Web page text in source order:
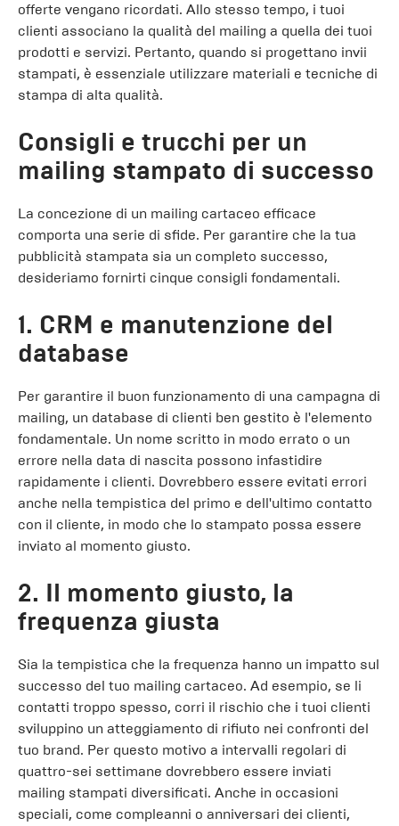
offerte vengano ricordati. Allo stesso tempo, i tuoi
clienti associano la qualità del mailing a quella dei tuoi
prodotti e servizi. Pertanto, quando si progettano invii
stampati, è essenziale utilizzare materiali e tecniche di
stampa di alta qualità.
Consigli e trucchi per un
mailing stampato di successo
La concezione di un mailing cartaceo efficace
comporta una serie di sfide. Per garantire che la tua
pubblicità stampata sia un completo successo,
desideriamo fornirti cinque consigli fondamentali.
1. CRM e manutenzione del
database
Per garantire il buon funzionamento di una campagna di
mailing, un database di clienti ben gestito è l'elemento
fondamentale. Un nome scritto in modo errato o un
errore nella data di nascita possono infastidire
rapidamente i clienti. Dovrebbero essere evitati errori
anche nella tempistica del primo e dell'ultimo contatto
con il cliente, in modo che lo stampato possa essere
inviato al momento giusto.
2. Il momento giusto, la
frequenza giusta
Sia la tempistica che la frequenza hanno un impatto sul
successo del tuo mailing cartaceo. Ad esempio, se li
contatti troppo spesso, corri il rischio che i tuoi clienti
sviluppino un atteggiamento di rifiuto nei confronti del
tuo brand. Per questo motivo a intervalli regolari di
quattro-sei settimane dovrebbero essere inviati
mailing stampati diversificati. Anche in occasioni
speciali, come compleanni o anniversari dei clienti,